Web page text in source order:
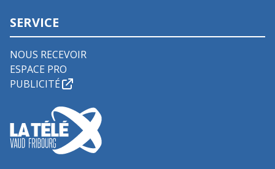
SERVICE
NOUS RECEVOIR
ESPACE PRO
PUBLICITÉ